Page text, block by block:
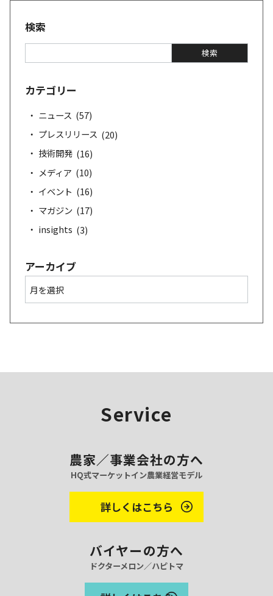
検索
索
検索
カテゴリー
ニュース (57)
プレスリリース (20)
技術開発 (16)
メディア (10)
イベント (16)
マガジン (17)
insights (3)
アーカイブ
ア
ー
Service
農家／事業会社の方へ
HQ式マーケットイン農業経営モデル
詳しくはこちら
バイヤーの方へ
ドクターメロン／ハピトマ